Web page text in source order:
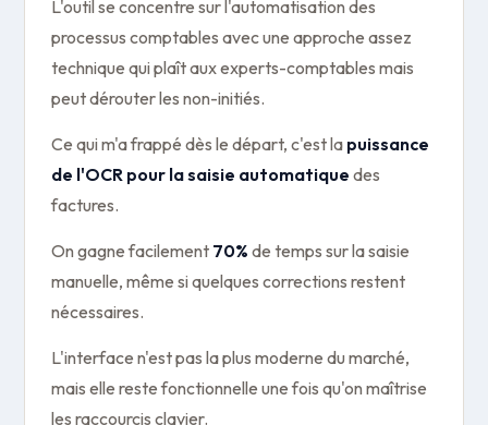
L'outil se concentre sur l'automatisation des
processus comptables avec une approche assez
technique qui plaît aux experts-comptables mais
peut dérouter les non-initiés.
Ce qui m'a frappé dès le départ, c'est la puissance
de l'OCR pour la saisie automatique des
factures.
On gagne facilement 70% de temps sur la saisie
manuelle, même si quelques corrections restent
nécessaires.
L'interface n'est pas la plus moderne du marché,
mais elle reste fonctionnelle une fois qu'on maîtrise
les raccourcis clavier.